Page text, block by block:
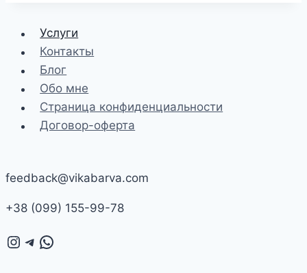
Услуги
Контакты
Блог
Обо мне
Страница конфиденциальности
Договор-оферта
feedback@vikabarva.com
+38 (099) 155-99-78
Instagram
Telegram
WhatsApp